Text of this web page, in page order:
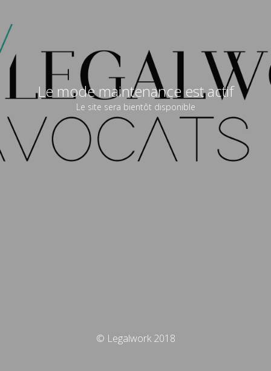
Le mode maintenance est actif
Le site sera bientôt disponible
© Legalwork 2018